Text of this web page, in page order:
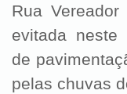
Rua
evitada neste
de
pelas chuvas